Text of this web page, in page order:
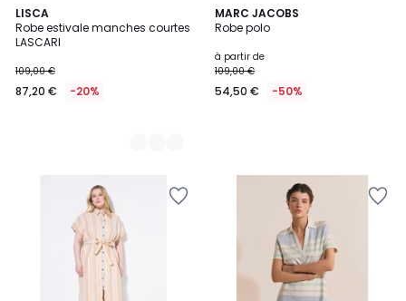
LISCA
Robe estivale manches courtes
LASCARI
109,00 €
87,20 € -20%
2
Couleurs
MARC JACOBS
Robe polo
à partir de
109,00 €
54,50 € -50%